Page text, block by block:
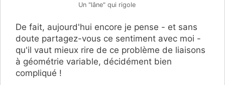
Un "lâne" qui rigole
De fait, aujourd'hui encore je pense - et sans
doute partagez-vous ce sentiment avec moi -
qu'il vaut mieux rire de ce problème de liaisons
à géométrie variable, décidément bien
compliqué !